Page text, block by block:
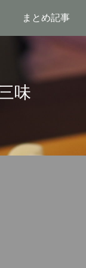
味
まとめ記事